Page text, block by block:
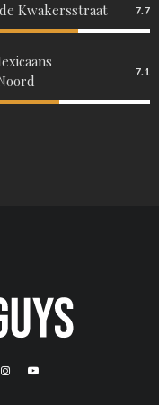
Kwakersstraat 7.7
7.1